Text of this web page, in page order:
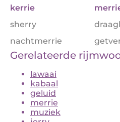
kerrie
sherry
nachtmerrie
Gerelateerde
lawaai
kabaal
geluid
merrie
muziek